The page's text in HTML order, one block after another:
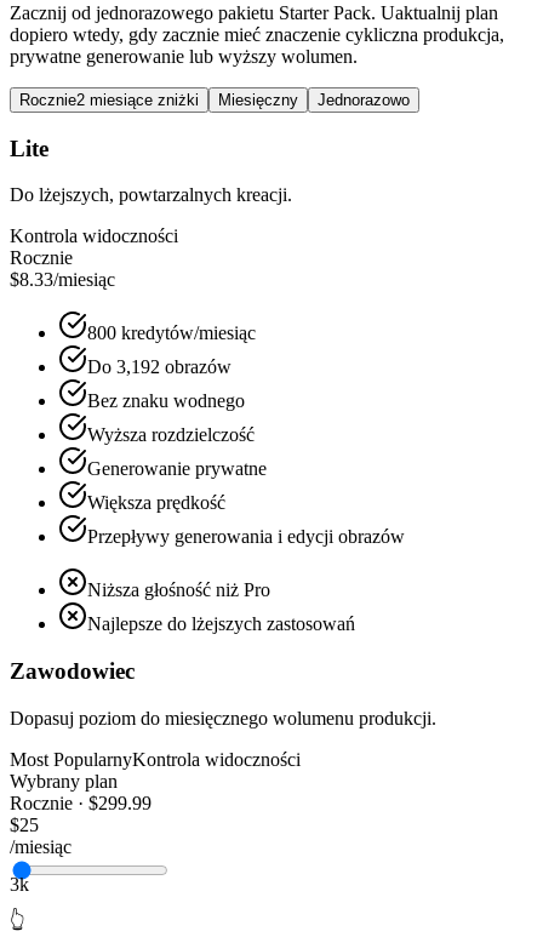
Zacznij od jednorazowego pakietu Starter Pack. Uaktualnij plan
dopiero wtedy, gdy zacznie mieć znaczenie cykliczna produkcja,
prywatne generowanie lub wyższy wolumen.
Rocznie2 miesiące zniżki Miesięczny Jednorazowo
Lite
Do lżejszych, powtarzalnych kreacji.
Kontrola widoczności
Rocznie
$8.33/miesiąc
800 kredytów/miesiąc
Do 3,192 obrazów
Bez znaku wodnego
Wyższa rozdzielczość
Generowanie prywatne
Większa prędkość
Przepływy generowania i edycji obrazów
Niższa głośność niż Pro
Najlepsze do lżejszych zastosowań
Zawodowiec
Dopasuj poziom do miesięcznego wolumenu produkcji.
Most PopularnyKontrola widoczności
Wybrany plan
Rocznie · $299.99
$25
/miesiąc
3k
👆